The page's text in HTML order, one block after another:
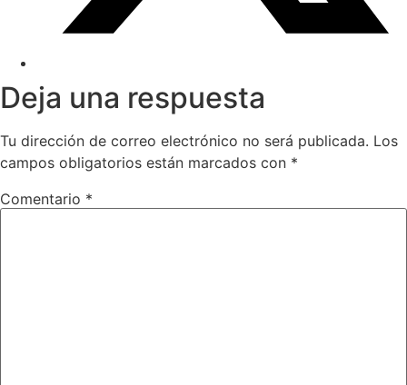
Deja una respuesta
Tu dirección de correo electrónico no será publicada. Los
campos obligatorios están marcados con *
Comentario *